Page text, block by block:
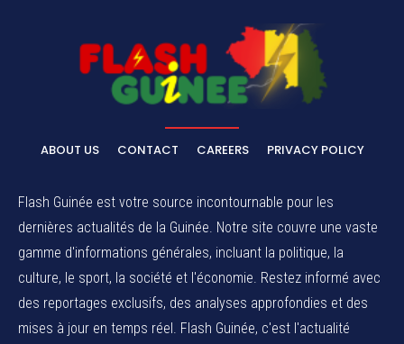
ABOUT US CONTACT CAREERS PRIVACY POLICY
Flash Guinée est votre source incontournable pour les
dernières actualités de la Guinée. Notre site couvre une vaste
gamme d'informations générales, incluant la politique, la
culture, le sport, la société et l'économie. Restez informé avec
des reportages exclusifs, des analyses approfondies et des
mises à jour en temps réel. Flash Guinée, c'est l'actualité